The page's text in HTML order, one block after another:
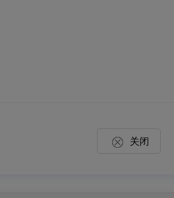
关闭